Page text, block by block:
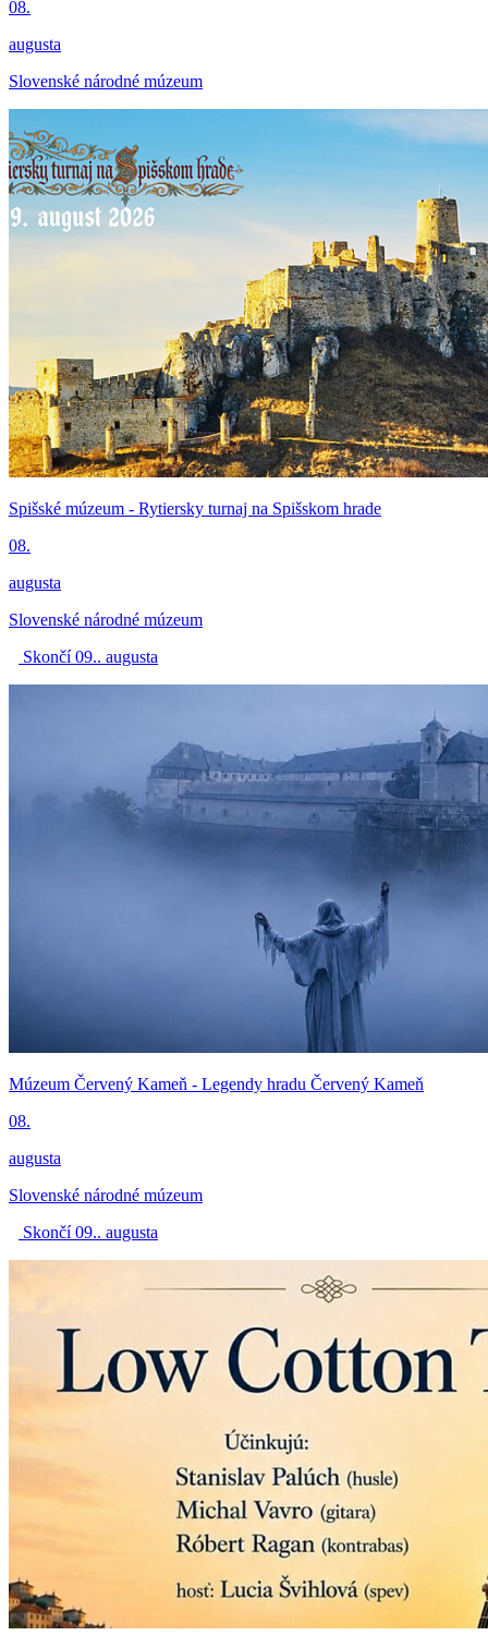
08.
augusta
Slovenské národné múzeum
Spišské múzeum - Rytiersky turnaj na Spišskom hrade
08.
augusta
Slovenské národné múzeum
Skončí 09.. augusta
Múzeum Červený Kameň - Legendy hradu Červený Kameň
08.
augusta
Slovenské národné múzeum
Skončí 09.. augusta